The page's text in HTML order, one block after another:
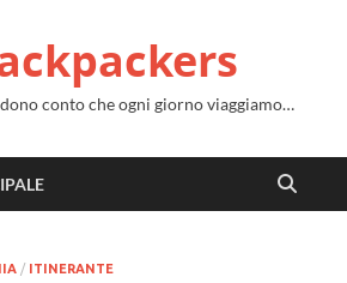
conto che ogni giorno viaggiamo…
/ ITINERANTE